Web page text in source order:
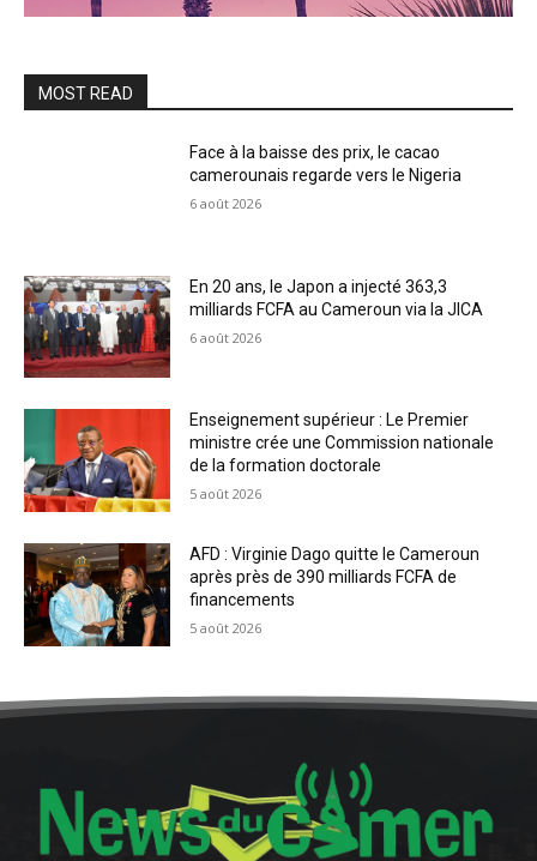
MOST READ
Face à la baisse des prix, le cacao
camerounais regarde vers le Nigeria
6 août 2026
En 20 ans, le Japon a injecté 363,3
milliards FCFA au Cameroun via la JICA
6 août 2026
Enseignement supérieur : Le Premier
ministre crée une Commission nationale
de la formation doctorale
5 août 2026
AFD : Virginie Dago quitte le Cameroun
après près de 390 milliards FCFA de
financements
5 août 2026